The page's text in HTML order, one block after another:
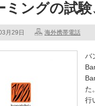
ミングの試
月29日 海外携帯電話
バ
た
行